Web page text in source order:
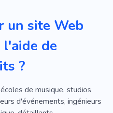
Danse
Nuit
Fan-club
Entendre
De Musique
Agrafe
un site Web
de
?
de musique, studios
d'événements, ingénieurs